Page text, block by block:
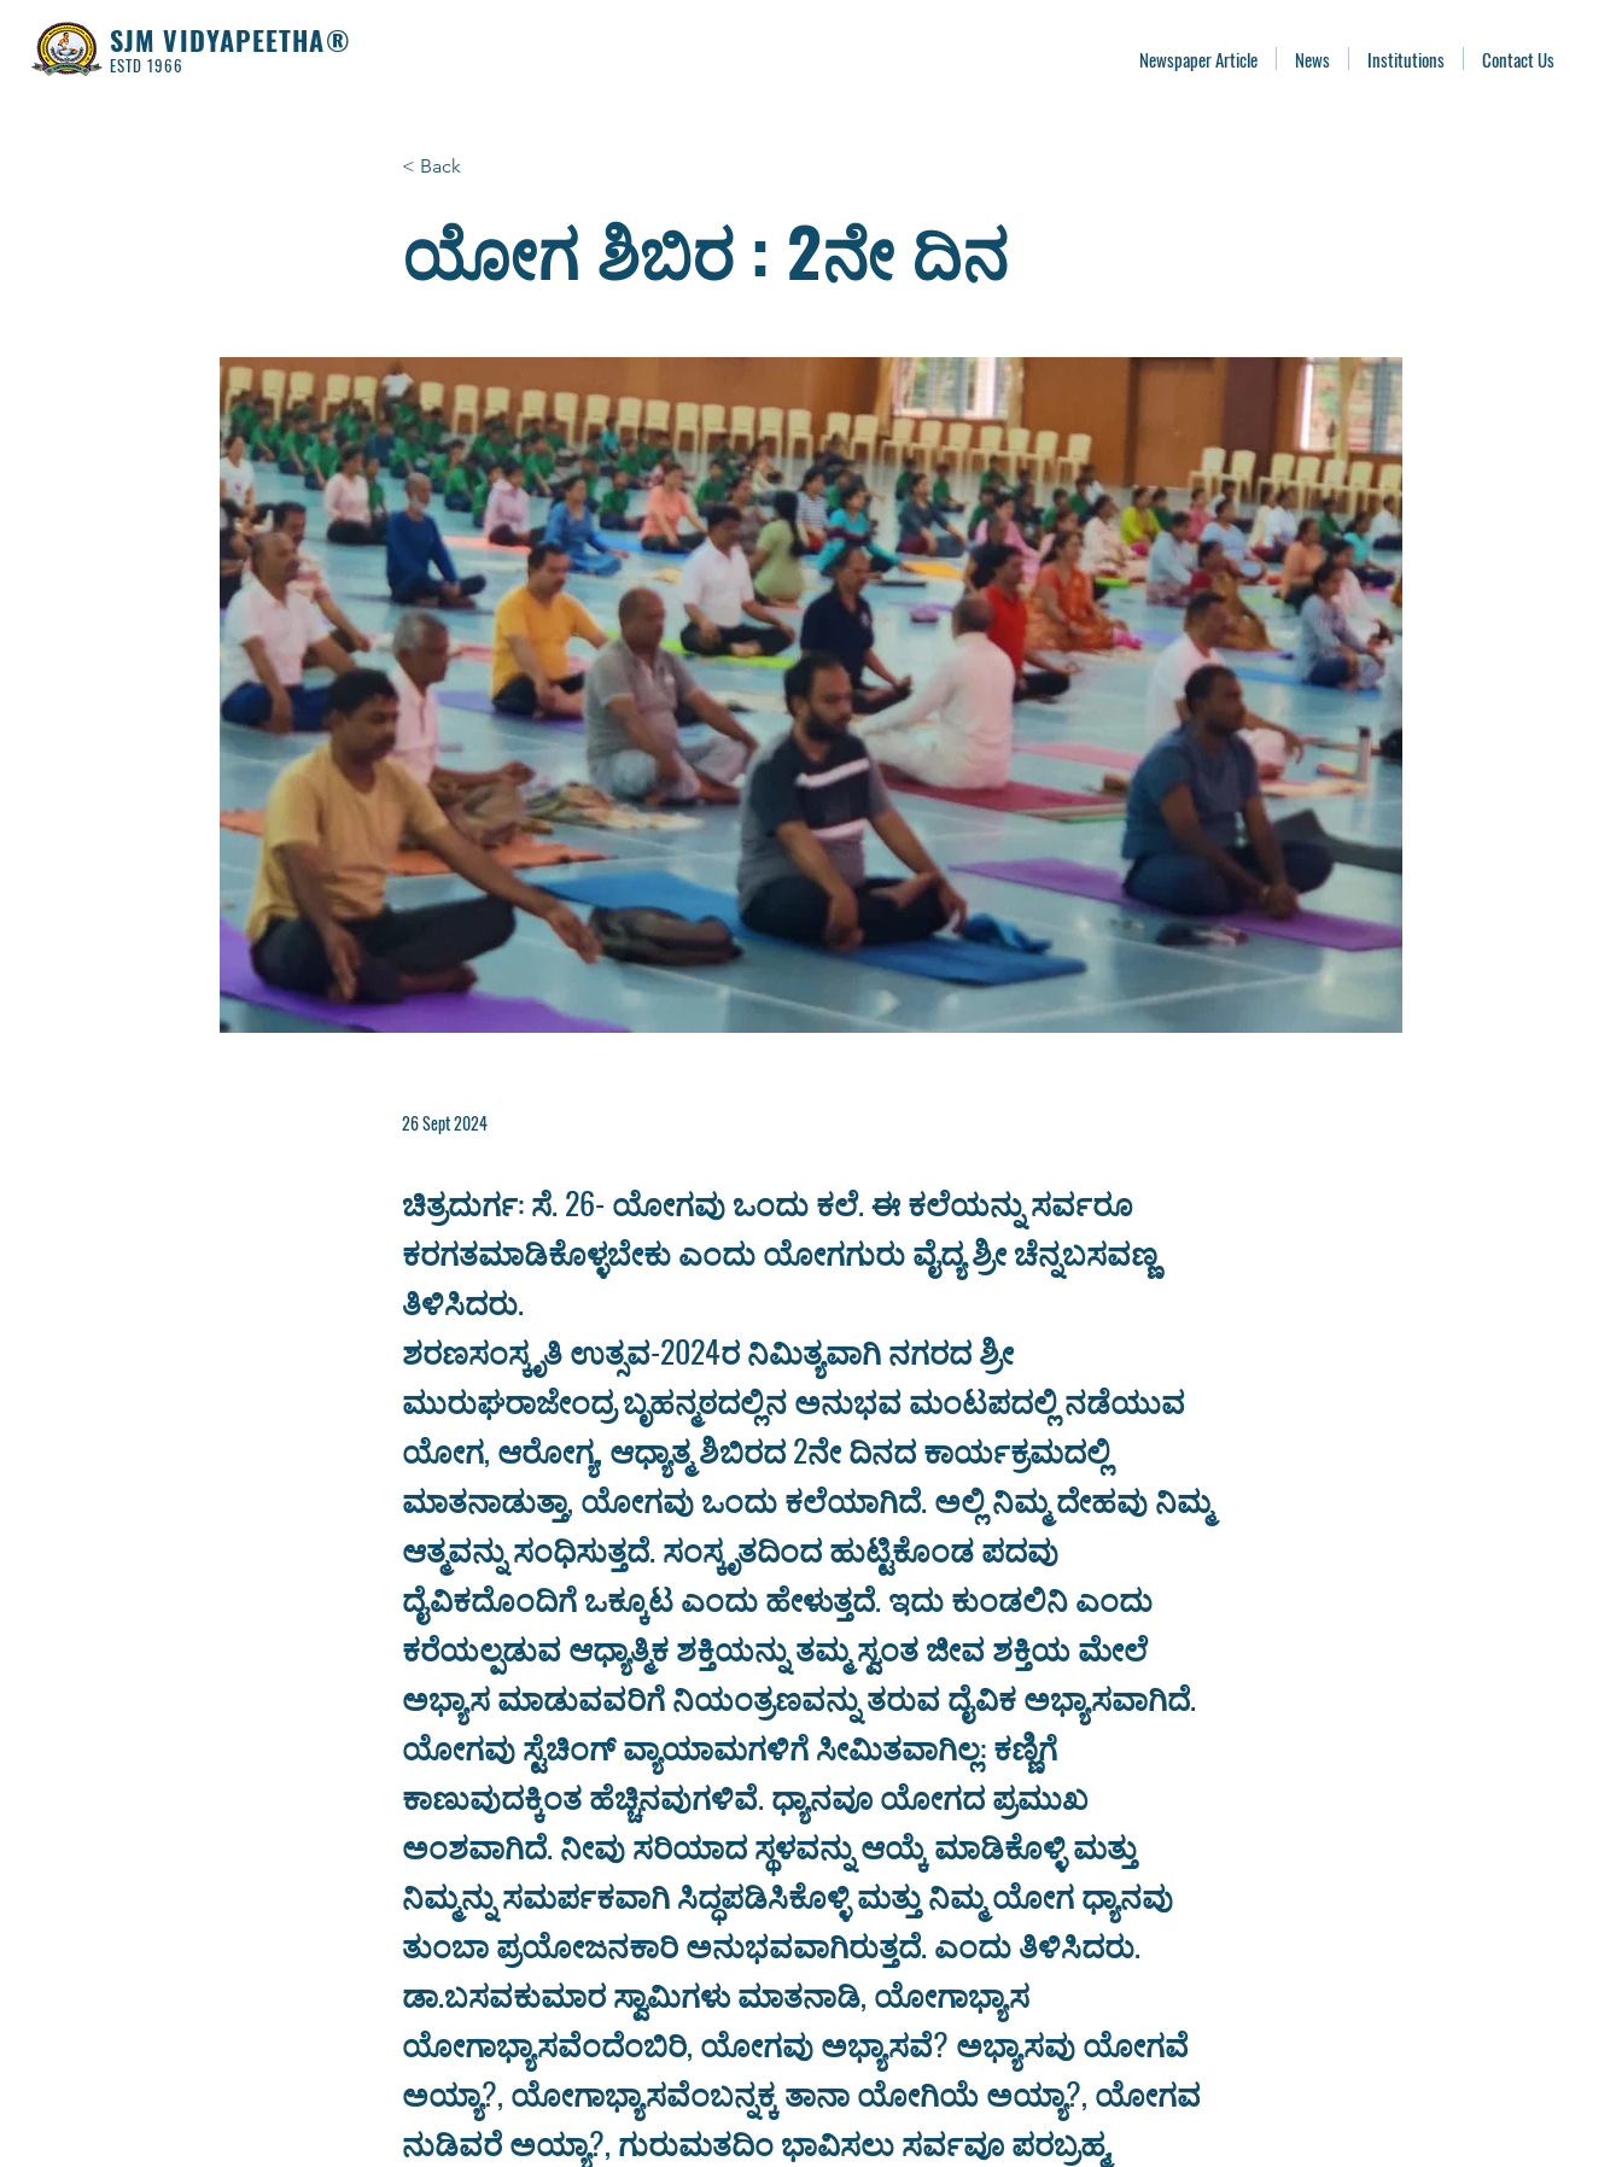
SJM VIDYAPEETHA®
ESTD 1966 Newspaper Article News Institutions Contact Us
< Back
ಯೋಗ ಶಿಬಿರ : 2ನೇ ದಿನ
26 Sept 2024
ಚಿತ್ರದುರ್ಗ: ಸೆ. 26- ಯೋಗವು ಒಂದು ಕಲೆ. ಈ ಕಲೆಯನ್ನು ಸರ್ವರೂ
ಕರಗತಮಾಡಿಕೊಳ್ಳಬೇಕು ಎಂದು ಯೋಗಗುರು ವೈದ್ಯ ಶ್ರೀ ಚೆನ್ನಬಸವಣ್ಣ
ತಿಳಿಸಿದರು.
ಶರಣಸಂಸ್ಕೃತಿ ಉತ್ಸವ-2024ರ ನಿಮಿತ್ಯವಾಗಿ ನಗರದ ಶ್ರೀ
ಮುರುಘರಾಜೇಂದ್ರ ಬೃಹನ್ಮಠದಲ್ಲಿನ ಅನುಭವ ಮಂಟಪದಲ್ಲಿ ನಡೆಯುವ
ಯೋಗ, ಆರೋಗ್ಯ, ಆಧ್ಯಾತ್ಮ ಶಿಬಿರದ 2ನೇ ದಿನದ ಕಾರ್ಯಕ್ರಮದಲ್ಲಿ
ಮಾತನಾಡುತ್ತಾ, ಯೋಗವು ಒಂದು ಕಲೆಯಾಗಿದೆ. ಅಲ್ಲಿ ನಿಮ್ಮ ದೇಹವು ನಿಮ್ಮ
ಆತ್ಮವನ್ನು ಸಂಧಿಸುತ್ತದೆ. ಸಂಸ್ಕೃತದಿಂದ ಹುಟ್ಟಿಕೊಂಡ ಪದವು
ದೈವಿಕದೊಂದಿಗೆ ಒಕ್ಕೂಟ ಎಂದು ಹೇಳುತ್ತದೆ. ಇದು ಕುಂಡಲಿನಿ ಎಂದು
ಕರೆಯಲ್ಪಡುವ ಆಧ್ಯಾತ್ಮಿಕ ಶಕ್ತಿಯನ್ನು ತಮ್ಮ ಸ್ವಂತ ಜೀವ ಶಕ್ತಿಯ ಮೇಲೆ
ಅಭ್ಯಾಸ ಮಾಡುವವರಿಗೆ ನಿಯಂತ್ರಣವನ್ನು ತರುವ ದೈವಿಕ ಅಭ್ಯಾಸವಾಗಿದೆ.
ಯೋಗವು ಸ್ಟೆಚಿಂಗ್ ವ್ಯಾಯಾಮಗಳಿಗೆ ಸೀಮಿತವಾಗಿಲ್ಲ: ಕಣ್ಣಿಗೆ
ಕಾಣುವುದಕ್ಕಿಂತ ಹೆಚ್ಚಿನವುಗಳಿವೆ. ಧ್ಯಾನವೂ ಯೋಗದ ಪ್ರಮುಖ
ಅಂಶವಾಗಿದೆ. ನೀವು ಸರಿಯಾದ ಸ್ಥಳವನ್ನು ಆಯ್ಕೆ ಮಾಡಿಕೊಳ್ಳಿ ಮತ್ತು
ನಿಮ್ಮನ್ನು ಸಮರ್ಪಕವಾಗಿ ಸಿದ್ಧಪಡಿಸಿಕೊಳ್ಳಿ ಮತ್ತು ನಿಮ್ಮ ಯೋಗ ಧ್ಯಾನವು
ತುಂಬಾ ಪ್ರಯೋಜನಕಾರಿ ಅನುಭವವಾಗಿರುತ್ತದೆ. ಎಂದು ತಿಳಿಸಿದರು.
ಡಾ.ಬಸವಕುಮಾರ ಸ್ವಾಮಿಗಳು ಮಾತನಾಡಿ, ಯೋಗಾಭ್ಯಾಸ
ಯೋಗಾಭ್ಯಾಸವೆಂದೆಂಬಿರಿ, ಯೋಗವು ಅಭ್ಯಾಸವೆ? ಅಭ್ಯಾಸವು ಯೋಗವೆ
ಅಯ್ಯಾ?, ಯೋಗಾಭ್ಯಾಸವೆಂಬನ್ನಕ್ಕ ತಾನಾ ಯೋಗಿಯೆ ಅಯ್ಯಾ?, ಯೋಗವ
ನುಡಿವರೆ ಅಯ್ಯಾ?, ಗುರುಮತದಿಂ ಭಾವಿಸಲು ಸರ್ವವೂ ಪರಬ್ರಹ್ಮ,